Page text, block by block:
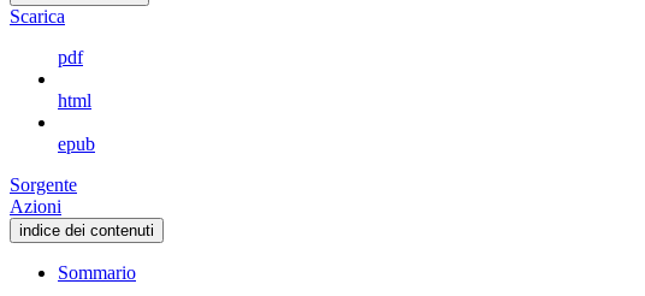
Scarica
pdf
html
epub
Sorgente
Azioni
indice dei contenuti
Sommario